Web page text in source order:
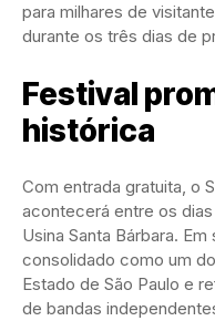
para milhares de
durante os três dias de
Festival
histórica
Com entrada gratuita, o
acontecerá entre os
Usina Santa Bárbara.
consolidado como um
Estado de São Paulo e
de bandas